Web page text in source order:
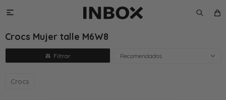

Crocs Mujer talle M6W8
Recomendados
Crocs